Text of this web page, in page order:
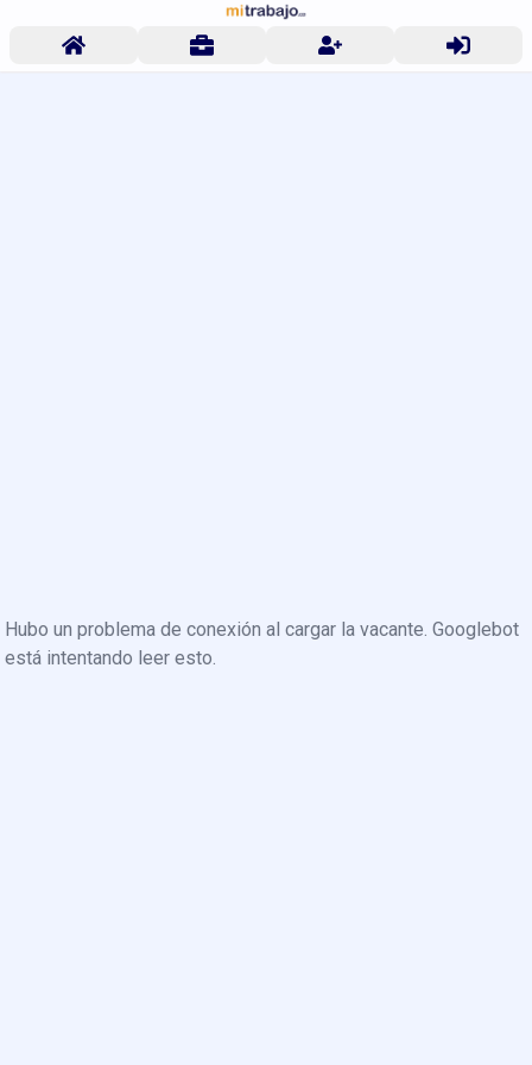
Hubo un problema de conexión al cargar la vacante. Googlebot
está intentando leer esto.